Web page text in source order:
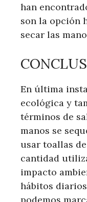
han
son la opción
secar las
En última
ecológica y
términos de
manos se
usar toallas
cantidad
impacto
hábitos
podemos